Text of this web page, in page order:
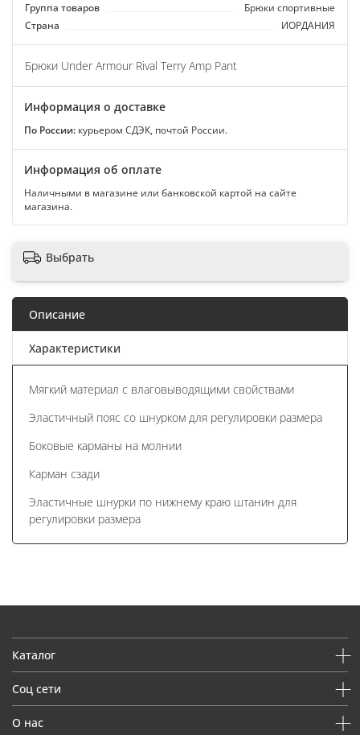
Группа товаров
Брюки спортивные
Страна
ИОРДАНИЯ
Брюки Under Armour Rival Terry Amp Pant
Информация о доставке
По России: курьером СДЭК, почтой России.
Информация об оплате
Наличными в магазине или банковской картой на сайте
магазина.
Выбрать
Описание
Характеристики
Мягкий материал с влаговыводящими свойствами
Эластичный пояс со шнурком для регулировки размера
Боковые карманы на молнии
Карман сзади
Эластичные шнурки по нижнему краю штанин для
регулировки размера
Каталог
Соц сети
О нас